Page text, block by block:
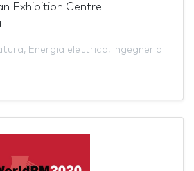
Exhibition Centre
, Energia elettrica,
Ingegneria